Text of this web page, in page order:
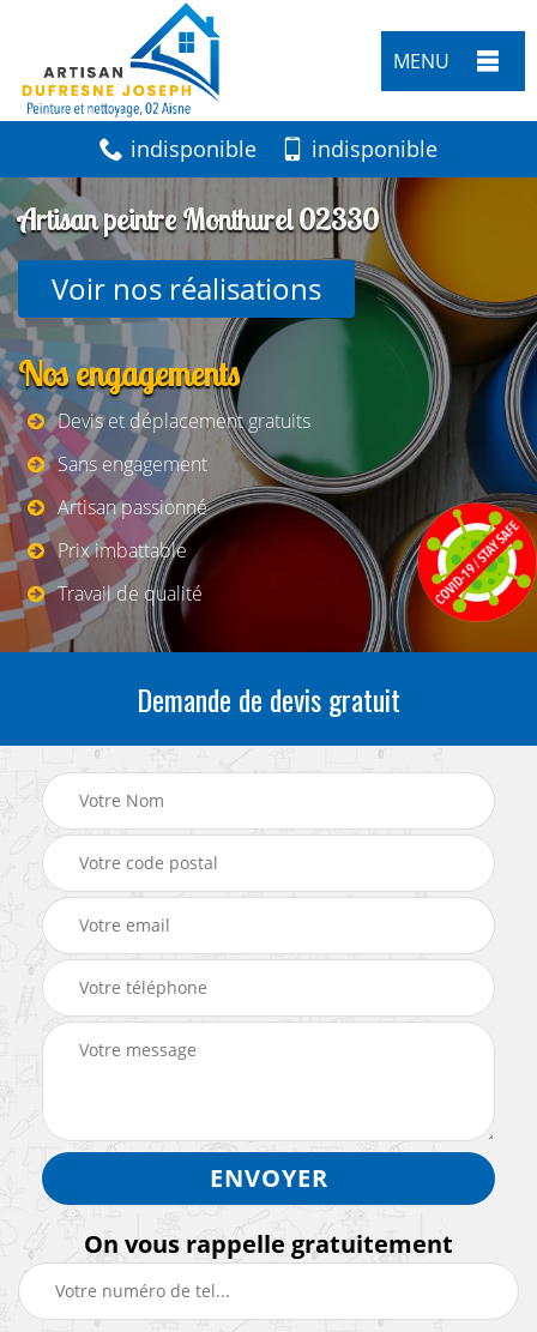
MENU
indisponible indisponible
Artisan peintre Monthurel 02330
Voir nos réalisations
Nos engagements
Devis et déplacement gratuits
Sans engagement
Artisan passionné
Prix imbattable
Travail de qualité
Demande de devis gratuit
On vous rappelle gratuitement